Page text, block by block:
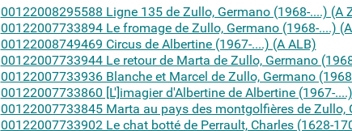
Contient
00122008295588 Ligne 135 de Zullo, Germano (1968-....) (A
00122007733894 Le fromage de Zullo, Germano (1968-....)
00122008749469 Circus de Albertine (1967-....) (A ALB)
00122007733944 Le retour de Marta de Zullo, Germano
00122007733936 Blanche et Marcel de Zullo, Germano
00122007733860 [L']imagier d'Albertine de Albertine (1967-
00122007733845 Marta au pays des montgolfières de Zullo,
00122007733902 Le chat botté de Perrault, Charles (1628-